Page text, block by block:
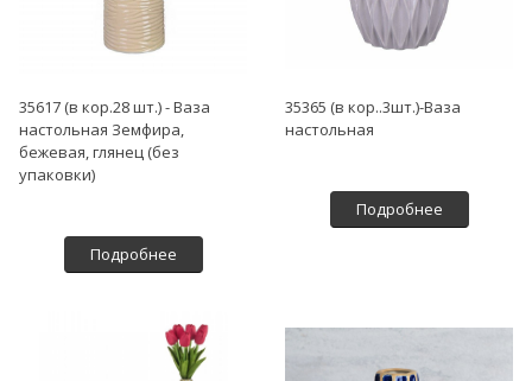
35617 (в кор.28 шт.) - Ваза
настольная Земфира,
бежевая, глянец (без
упаковки)
Подробнее
35365 (в кор..3шт.)-Ваза
настольная
Подробнее